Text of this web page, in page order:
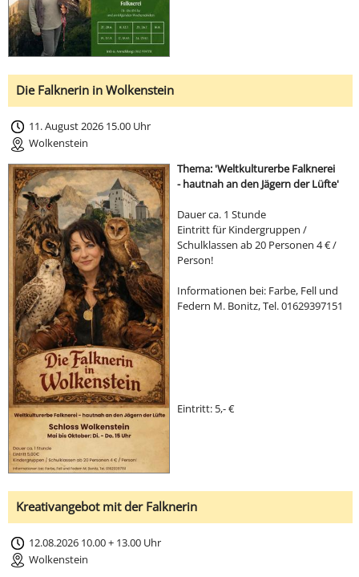
Die Falknerin in Wolkenstein
11. August 2026 15.00 Uhr
Wolkenstein
Thema: 'Weltkulturerbe Falknerei
- hautnah an den Jägern der Lüfte'
Dauer ca. 1 Stunde
Eintritt für Kindergruppen /
Schulklassen ab 20 Personen 4 € /
Person!
Informationen bei: Farbe, Fell und
Federn M. Bonitz, Tel. 01629397151
Eintritt: 5,- €
Kreativangebot mit der Falknerin
12.08.2026 10.00 + 13.00 Uhr
Wolkenstein